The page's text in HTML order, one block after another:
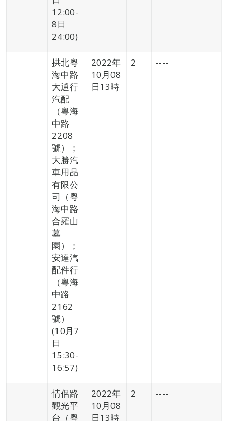
12:00-
8日
24:00)
拱北粵
海中路
大通行
汽配
（粵海
中路
2208
號）；
大勝汽
車用品
有限公
司（粵
海中路
合羅山
墓
園）；
安達汽
配件行
（粵海
中路
2162
號）
(10月7
日
15:30-
16:57)
2022年
10月08
日13時
2 ----
情侶路
觀光平
台（粵
2022年
10月08
日13時
2 ----